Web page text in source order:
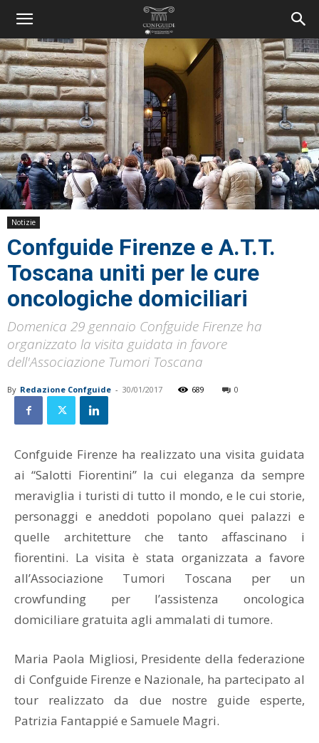
Notizie
Confguide Firenze e A.T.T.
Toscana uniti per le cure
oncologiche domiciliari
Domenica 29 gennaio Confguide Firenze ha
organizzato la visita guidata in favore
dell'Associazione Tumori Toscana
By Redazione Confguide - 30/01/2017 689 0
Confguide Firenze ha realizzato una visita guidata
ai “Salotti Fiorentini” la cui eleganza da sempre
meraviglia i turisti di tutto il mondo, e le cui storie,
personaggi e aneddoti popolano quei palazzi e
quelle architetture che tanto affascinano i
fiorentini. La visita è stata organizzata a favore
all’Associazione Tumori Toscana per un
crowfunding per l’assistenza oncologica
domiciliare gratuita agli ammalati di tumore.
Maria Paola Migliosi, Presidente della federazione
di Confguide Firenze e Nazionale, ha partecipato al
tour realizzato da due nostre guide esperte,
Patrizia Fantappié e Samuele Magri.